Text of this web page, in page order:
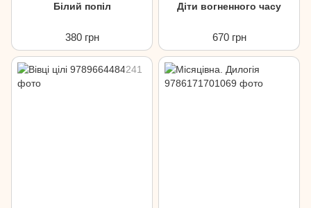
Білий попіл
380 грн
Діти вогненного часу
670 грн